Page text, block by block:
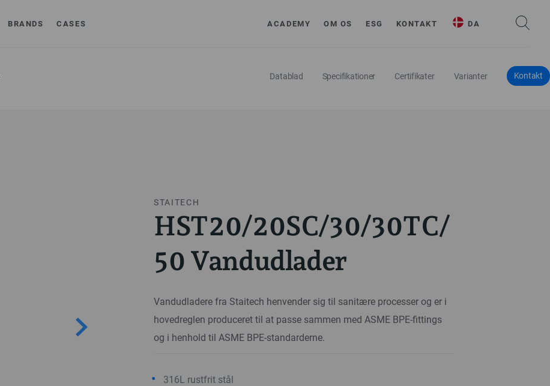
BRANDS CASES ACADEMY OM OS ESG KONTAKT DA
Datablad Specifikationer Certifikater Varianter Kontakt
STAITECH
HST20/20SC/30/30TC/
50 Vandudlader
Vandudladere fra Staitech henvender sig til sanitære processer og er i
hovedreglen produceret til at passe sammen med ASME BPE-fittings
og i henhold til ASME BPE-standarderne.
316L rustfrit stål